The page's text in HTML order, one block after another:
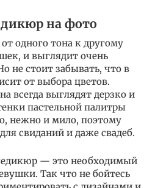
на фото
одного тона к другому
и выглядит очень
не стоит забывать, что в
от выбора цветов.
всегда выглядят дерзко и
пастельной палитры
нежно и мило, поэтому
свиданий и даже свадеб.
— это необходимый
Так что не бойтесь